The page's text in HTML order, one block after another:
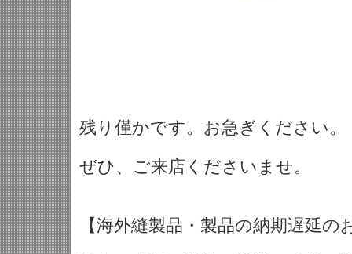
残り僅かです。お急ぎください。
ぜひ、ご来店くださいませ。
【海外縫製品・製品の納期遅延の